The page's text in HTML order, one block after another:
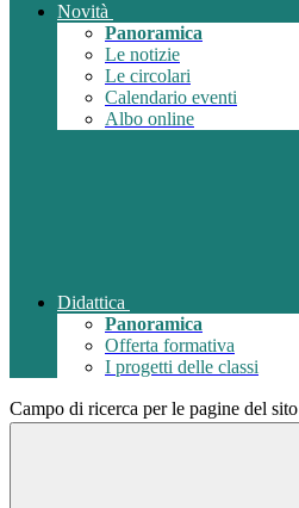
Novità
Panoramica
Le notizie
Le circolari
Calendario eventi
Albo online
Didattica
Panoramica
Offerta formativa
I progetti delle classi
Campo di ricerca per le pagine del sito